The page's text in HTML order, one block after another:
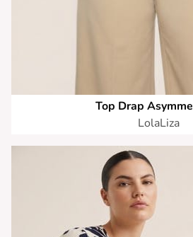
Top Drap
LolaLiza